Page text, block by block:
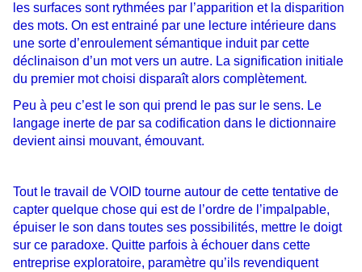
les surfaces sont rythmées par l’apparition et la disparition
des mots. On estentrainé par une lecture intérieure dans
une sorte d’enroulement sémantique induit par cette
déclinaison d’un mot vers un autre. La signification initiale
du premier mot choisi disparaît alors complètement.
Peu à peu c’est le son qui prend le pas sur le sens. Le
langage inerte de par sa codification dans le dictionnaire
devient ainsi mouvant, émouvant.
Tout le travail de VOID tourne autour de cette tentative de
capter quelque chose qui est de l’ordre de l’impalpable,
épuiser le son dans toutes ses possibilités, mettre le doigt
sur ce paradoxe. Quitte parfois à échouer dans cette
entreprise exploratoire, paramètre qu’ils revendiquent